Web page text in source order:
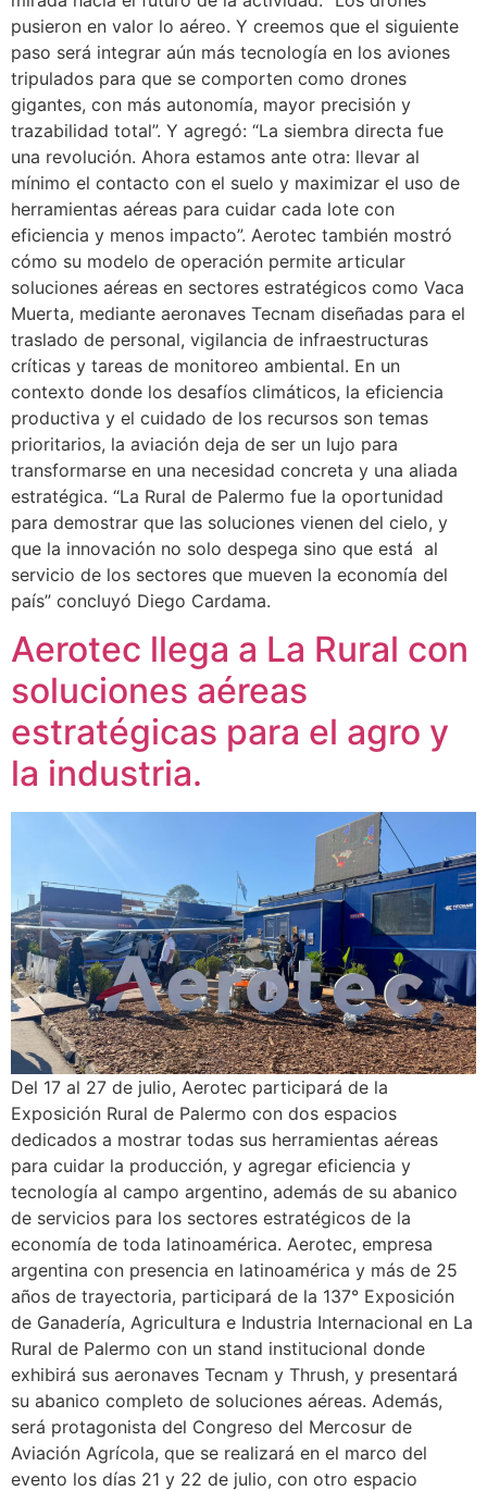
pusieron en valor lo aéreo. Y creemos que el siguiente
paso será integrar aún más tecnología en los aviones
tripulados para que se comporten como drones
gigantes, con más autonomía, mayor precisión y
trazabilidad total”. Y agregó: “La siembra directa fue
una revolución. Ahora estamos ante otra: llevar al
mínimo el contacto con el suelo y maximizar el uso de
herramientas aéreas para cuidar cada lote con
eficiencia y menos impacto”. Aerotec también mostró
cómo su modelo de operación permite articular
soluciones aéreas en sectores estratégicos como Vaca
Muerta, mediante aeronaves Tecnam diseñadas para el
traslado de personal, vigilancia de infraestructuras
críticas y tareas de monitoreo ambiental. En un
contexto donde los desafíos climáticos, la eficiencia
productiva y el cuidado de los recursos son temas
prioritarios, la aviación deja de ser un lujo para
transformarse en una necesidad concreta y una aliada
estratégica. “La Rural de Palermo fue la oportunidad
para demostrar que las soluciones vienen del cielo, y
que la innovación no solo despega sino que está al
servicio de los sectores que mueven la economía del
país” concluyó Diego Cardama.
Aerotec llega a La Rural con
soluciones aéreas
estratégicas para el agro y
la industria.
Del 17 al 27 de julio, Aerotec participará de la
Exposición Rural de Palermo con dos espacios
dedicados a mostrar todas sus herramientas aéreas
para cuidar la producción, y agregar eficiencia y
tecnología al campo argentino, además de su abanico
de servicios para los sectores estratégicos de la
economía de toda latinoamérica. Aerotec, empresa
argentina con presencia en latinoamérica y más de 25
años de trayectoria, participará de la 137° Exposición
de Ganadería, Agricultura e Industria Internacional en La
Rural de Palermo con un stand institucional donde
exhibirá sus aeronaves Tecnam y Thrush, y presentará
su abanico completo de soluciones aéreas. Además,
será protagonista del Congreso del Mercosur de
Aviación Agrícola, que se realizará en el marco del
evento los días 21 y 22 de julio, con otro espacio